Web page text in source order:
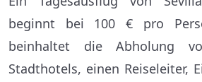
beginnt bei 100 € pro
beinhaltet die Abholung
Stadthotels, einen Reiseleiter,